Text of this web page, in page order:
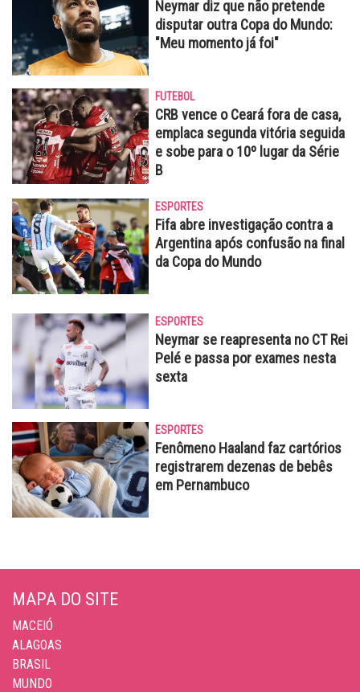
Neymar diz que não pretende
disputar outra Copa do Mundo:
"Meu momento já foi"
FUTEBOL
CRB vence o Ceará fora de casa,
emplaca segunda vitória seguida
e sobe para o 10º lugar da Série
B
ESPORTES
Fifa abre investigação contra a
Argentina após confusão na final
da Copa do Mundo
ESPORTES
Neymar se reapresenta no CT Rei
Pelé e passa por exames nesta
sexta
ESPORTES
Fenômeno Haaland faz cartórios
registrarem dezenas de bebês
em Pernambuco
MAPA DO SITE
MACEIÓ
ALAGOAS
BRASIL
MUNDO